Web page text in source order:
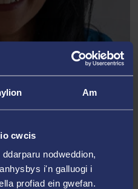
Am
cwcis
nodweddion,
i'n galluogi i
profiad ein gwefan.